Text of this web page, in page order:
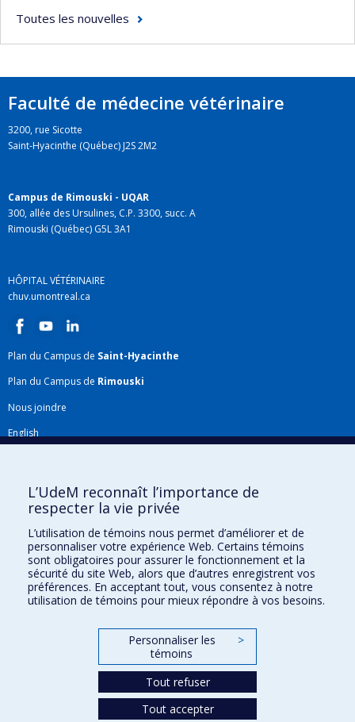
Toutes les nouvelles
Faculté de médecine vétérinaire
3200, rue Sicotte
Saint-Hyacinthe (Québec) J2S 2M2
Campus de Rimouski - UQAR
300, allée des Ursulines, C.P. 3300, succ. A
Rimouski (Québec) G5L 3A1
HÔPITAL VÉTÉRINAIRE
chuv.umontreal.ca
Plan du Campus de Saint-Hyacinthe
Plan du Campus de Rimouski
Nous joindre
English
Plan du site
Accessibilité
Gabarits et image de marque
Agenda FMV & calendrier académique
La Faculté de médecine vétérinaire de l'Université de Montréal détient
l'agrément completde l'AVMAet est membre de l'AAVMC.
L’UdeM reconnaît l’importance de
respecter la vie privée
L’utilisation de témoins nous permet d’améliorer et de
personnaliser votre expérience Web. Certains témoins
sont obligatoires pour assurer le fonctionnement et la
sécurité du site Web, alors que d’autres enregistrent vos
préférences. En acceptant tout, vous consentez à notre
utilisation de témoins pour mieux répondre à vos besoins.
Personnaliser les
témoins
>
Tout refuser
Tout accepter